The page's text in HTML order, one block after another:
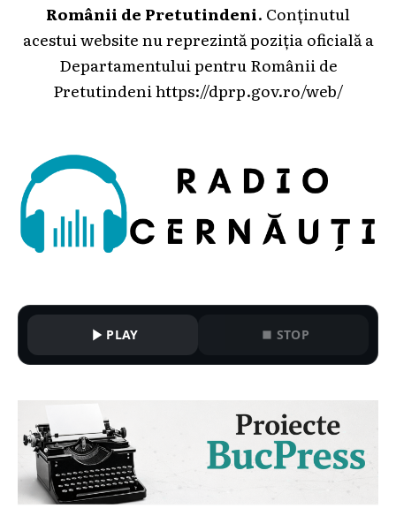
Românii de Pretutindeni. Conținutul
acestui website nu reprezintă poziția oficială a
Departamentului pentru Românii de
Pretutindeni https://dprp.gov.ro/web/
PLAY STOP